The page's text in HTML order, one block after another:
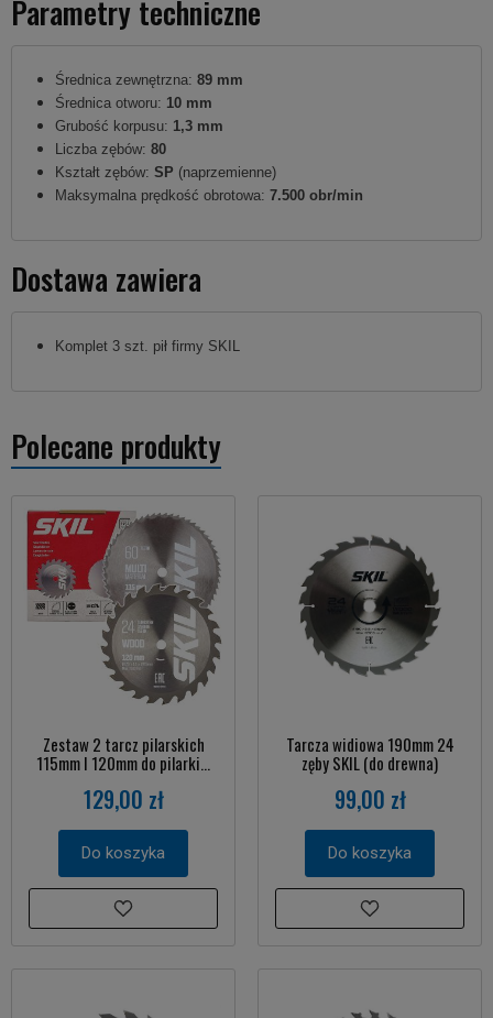
Parametry techniczne
Średnica zewnętrzna: 89 mm
Średnica otworu: 10 mm
Grubość korpusu: 1,3 mm
Liczba zębów: 80
Kształt zębów: SP (naprzemienne)
Maksymalna prędkość obrotowa: 7.500 obr/min
Dostawa zawiera
Komplet 3 szt. pił firmy SKIL
Polecane produkty
Zestaw 2 tarcz pilarskich
115mm I 120mm do pilarki...
129,00 zł
Do koszyka
Tarcza widiowa 190mm 24
zęby SKIL (do drewna)
99,00 zł
Do koszyka